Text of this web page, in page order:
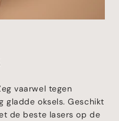
vaarwel tegen
gladde oksels. Geschikt
de beste lasers op de